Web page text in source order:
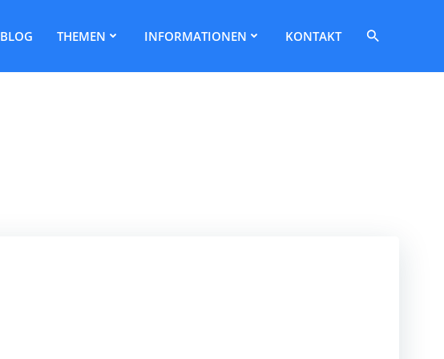
BLOG THEMEN INFORMATIONEN KONTAKT
Search Button